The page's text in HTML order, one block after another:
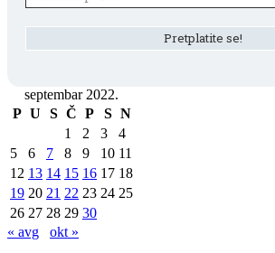
septembar 2022.
P U S Č P S N
1
2 3
4
5
6 7 8 9 10 11
12 13 14 15 16 17 18
19 20 21 22 23 24 25
26 27 28 29 30
« avg
okt »